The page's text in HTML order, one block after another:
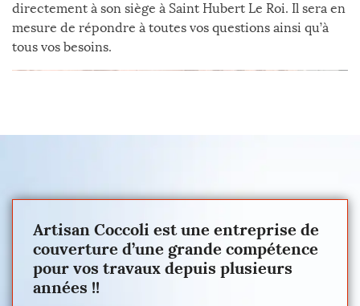
directement à son siège à Saint Hubert Le Roi. Il sera en
mesure de répondre à toutes vos questions ainsi qu’à
tous vos besoins.
Artisan Coccoli est une entreprise de
couverture d’une grande compétence
pour vos travaux depuis plusieurs
années !!